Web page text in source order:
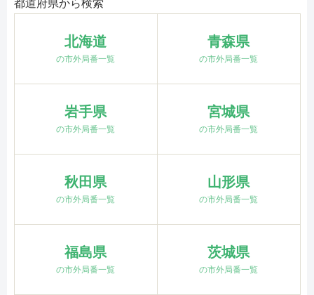
都道府県から検索
北海道
の市外局番一覧
青森県
の市外局番一覧
岩手県
の市外局番一覧
宮城県
の市外局番一覧
秋田県
の市外局番一覧
山形県
の市外局番一覧
福島県
の市外局番一覧
茨城県
の市外局番一覧